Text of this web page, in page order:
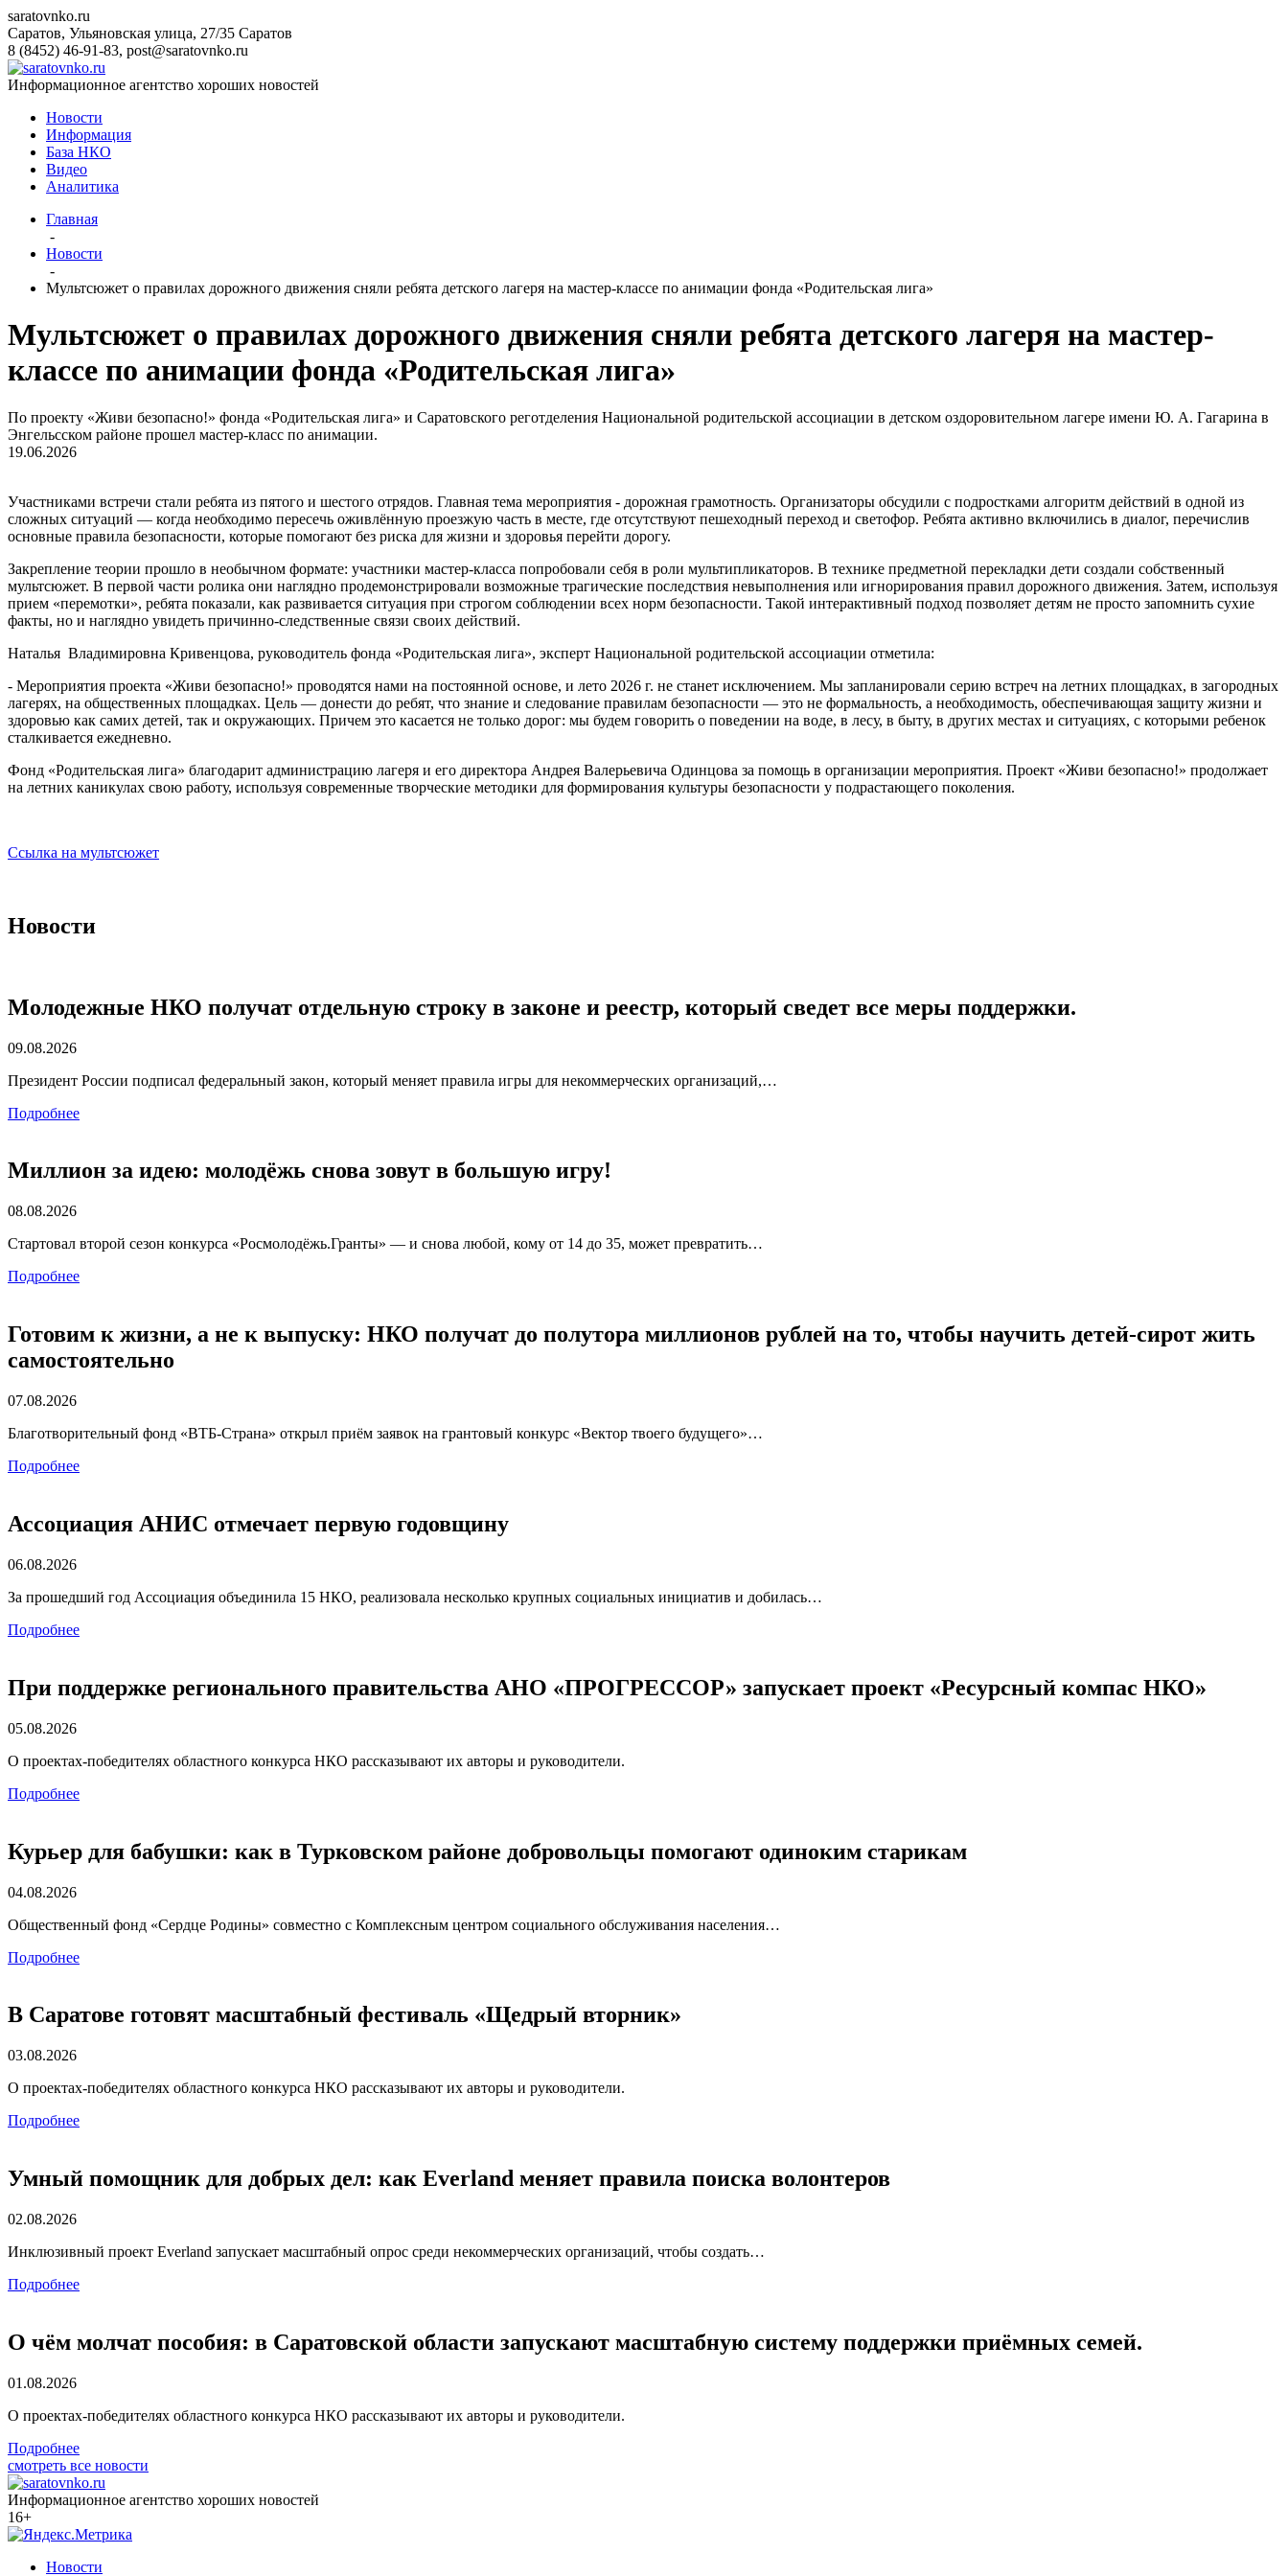
saratovnko.ru
Саратов, Ульяновская улица, 27/35 Саратов
8 (8452) 46-91-83, post@saratovnko.ru
Информационное агентство хороших новостей
Новости
Информация
База НКО
Видео
Аналитика
Главная
-
Новости
-
Мультсюжет о правилах дорожного движения сняли ребята детского лагеря на мастер-классе по анимации фонда «Родительская лига»
Мультсюжет о правилах дорожного движения сняли ребята детского лагеря на мастер-
классе по анимации фонда «Родительская лига»
По проекту «Живи безопасно!» фонда «Родительская лига» и Саратовского реготделения Национальной родительской ассоциации в детском оздоровительном лагере имени Ю. А. Гагарина в
Энгельсском районе прошел мастер-класс по анимации.
19.06.2026
Участниками встречи стали ребята из пятого и шестого отрядов. Главная тема мероприятия - дорожная грамотность. Организаторы обсудили с подростками алгоритм действий в одной из
сложных ситуаций — когда необходимо пересечь оживлённую проезжую часть в месте, где отсутствуют пешеходный переход и светофор. Ребята активно включились в диалог, перечислив
основные правила безопасности, которые помогают без риска для жизни и здоровья перейти дорогу.
Закрепление теории прошло в необычном формате: участники мастер-класса попробовали себя в роли мультипликаторов. В технике предметной перекладки дети создали собственный
мультсюжет. В первой части ролика они наглядно продемонстрировали возможные трагические последствия невыполнения или игнорирования правил дорожного движения. Затем, используя
прием «перемотки», ребята показали, как развивается ситуация при строгом соблюдении всех норм безопасности. Такой интерактивный подход позволяет детям не просто запомнить сухие
факты, но и наглядно увидеть причинно-следственные связи своих действий.
Наталья Владимировна Кривенцова, руководитель фонда «Родительская лига», эксперт Национальной родительской ассоциации отметила:
- Мероприятия проекта «Живи безопасно!» проводятся нами на постоянной основе, и лето 2026 г. не станет исключением. Мы запланировали серию встреч на летних площадках, в загородных
лагерях, на общественных площадках. Цель — донести до ребят, что знание и следование правилам безопасности — это не формальность, а необходимость, обеспечивающая защиту жизни и
здоровью как самих детей, так и окружающих. Причем это касается не только дорог: мы будем говорить о поведении на воде, в лесу, в быту, в других местах и ситуациях, с которыми ребенок
сталкивается ежедневно.
Фонд «Родительская лига» благодарит администрацию лагеря и его директора Андрея Валерьевича Одинцова за помощь в организации мероприятия. Проект «Живи безопасно!» продолжает
на летних каникулах свою работу, используя современные творческие методики для формирования культуры безопасности у подрастающего поколения.
Ссылка на мультсюжет
Новости
Молодежные НКО получат отдельную строку в законе и реестр, который сведет все меры поддержки.
09.08.2026
Президент России подписал федеральный закон, который меняет правила игры для некоммерческих организаций,…
Подробнее
Миллион за идею: молодёжь снова зовут в большую игру!
08.08.2026
Стартовал второй сезон конкурса «Росмолодёжь.Гранты» — и снова любой, кому от 14 до 35, может превратить…
Подробнее
Готовим к жизни, а не к выпуску: НКО получат до полутора миллионов рублей на то, чтобы научить детей-сирот жить
самостоятельно
07.08.2026
Благотворительный фонд «ВТБ-Страна» открыл приём заявок на грантовый конкурс «Вектор твоего будущего»…
Подробнее
Ассоциация АНИС отмечает первую годовщину
06.08.2026
За прошедший год Ассоциация объединила 15 НКО, реализовала несколько крупных социальных инициатив и добилась…
Подробнее
При поддержке регионального правительства АНО «ПРОГРЕССОР» запускает проект «Ресурсный компас НКО»
05.08.2026
О проектах-победителях областного конкурса НКО рассказывают их авторы и руководители.
Подробнее
Курьер для бабушки: как в Турковском районе добровольцы помогают одиноким старикам
04.08.2026
Общественный фонд «Сердце Родины» совместно с Комплексным центром социального обслуживания населения…
Подробнее
В Саратове готовят масштабный фестиваль «Щедрый вторник»
03.08.2026
О проектах-победителях областного конкурса НКО рассказывают их авторы и руководители.
Подробнее
Умный помощник для добрых дел: как Everland меняет правила поиска волонтеров
02.08.2026
Инклюзивный проект Everland запускает масштабный опрос среди некоммерческих организаций, чтобы создать…
Подробнее
О чём молчат пособия: в Саратовской области запускают масштабную систему поддержки приёмных семей.
01.08.2026
О проектах-победителях областного конкурса НКО рассказывают их авторы и руководители.
Подробнее
смотреть все новости
Информационное агентство хороших новостей
16+
Новости